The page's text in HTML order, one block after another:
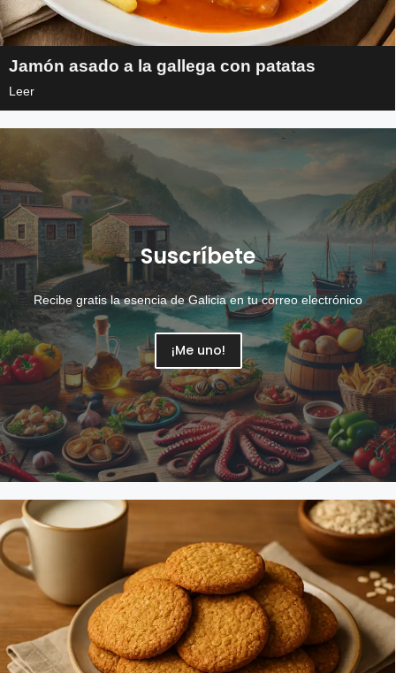
Jamón asado a la gallega con patatas
Leer
Suscríbete
Recibe gratis la esencia de Galicia en tu correo electrónico
¡Me uno!